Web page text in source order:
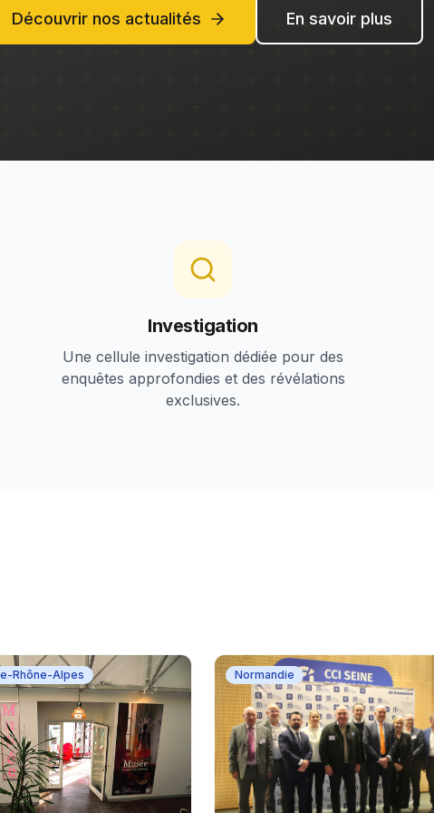
Découvrir nos actualités En savoir plus
Investigation
Une cellule investigation dédiée pour des
enquêtes approfondies et des révélations
exclusives.
Rhône-Alpes Normandie